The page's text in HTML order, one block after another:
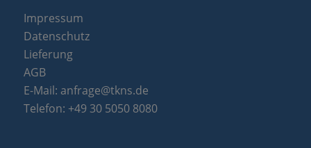
Impressum
Datenschutz
Lieferung
AGB
E-Mail: anfrage@tkns.de
Telefon: +49 30 5050 8080